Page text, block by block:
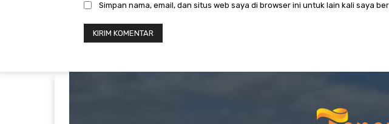
Simpan nama, email, dan situs web saya di browser ini untuk lain kali saya